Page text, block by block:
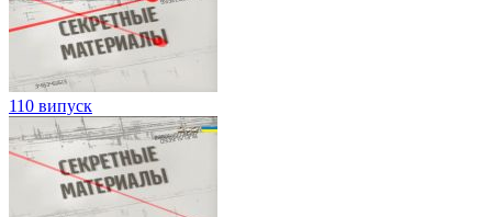
110 випуск